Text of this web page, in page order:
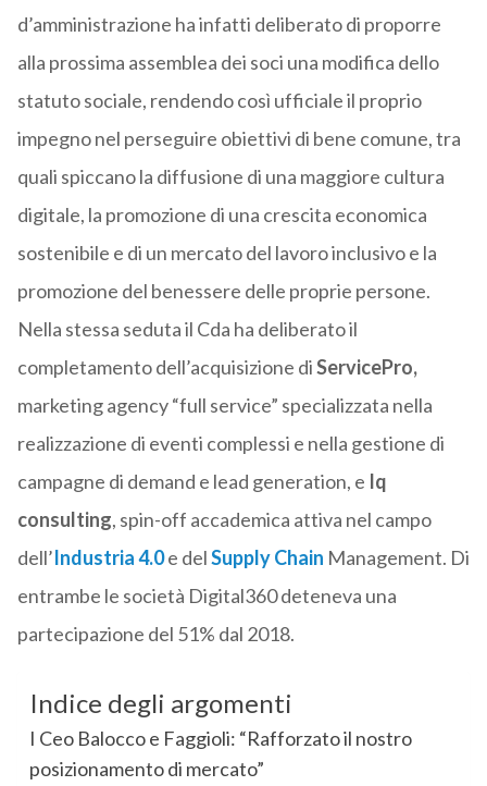
d’amministrazione ha infatti deliberato di proporre
alla prossima assemblea dei soci una modifica dello
statuto sociale, rendendo così ufficiale il proprio
impegno nel perseguire obiettivi di bene comune, tra
quali spiccano la diffusione di una maggiore cultura
digitale, la promozione di una crescita economica
sostenibile e di un mercato del lavoro inclusivo e la
promozione del benessere delle proprie persone.
Nella stessa seduta il Cda ha deliberato il
completamento dell’acquisizione diServicePro,
marketing agency “full service” specializzata nella
realizzazione di eventi complessi e nella gestione di
campagne di demand e lead generation, e Iq
consulting, spin-off accademica attiva nel campo
dell’Industria 4.0e delSupply Chain Management. Di
entrambe le società Digital360 deteneva una
partecipazione del 51% dal 2018.
Indice degli argomenti
I Ceo Balocco e Faggioli: “Rafforzato il nostro
posizionamento di mercato”